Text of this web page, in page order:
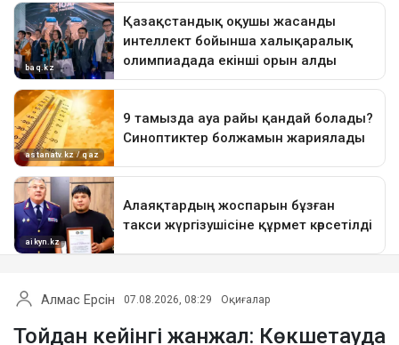
Алмас Ерсін 07.08.2026, 08:29 Оқиғалар
Тойдан кейінгі жанжал: Көкшетауда